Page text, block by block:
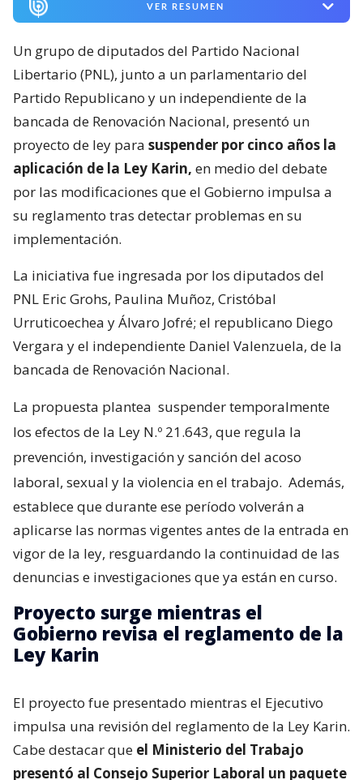
VER RESUMEN
Un grupo de diputados del Partido Nacional
Libertario (PNL), junto a un parlamentario del
Partido Republicano y un independiente de la
bancada de Renovación Nacional, presentó un
proyecto de ley para suspender por cinco años la
aplicación de la Ley Karin, en medio del debate
por las modificaciones que el Gobierno impulsa a
su reglamento tras detectar problemas en su
implementación.
La iniciativa fue ingresada por los diputados del
PNL Eric Grohs, Paulina Muñoz, Cristóbal
Urruticoechea y Álvaro Jofré; el republicano Diego
Vergara y el independiente Daniel Valenzuela, de la
bancada de Renovación Nacional.
La propuesta plantea suspender temporalmente
los efectos de la Ley N.º 21.643, que regula la
prevención, investigación y sanción del acoso
laboral, sexual y la violencia en el trabajo. Además,
establece que durante ese período volverán a
aplicarse las normas vigentes antes de la entrada en
vigor de la ley, resguardando la continuidad de las
denuncias e investigaciones que ya están en curso.
Proyecto surge mientras el
Gobierno revisa el reglamento de la
Ley Karin
El proyecto fue presentado mientras el Ejecutivo
impulsa una revisión del reglamento de la Ley Karin.
Cabe destacar que el Ministerio del Trabajo
presentó al Consejo Superior Laboral un paquete